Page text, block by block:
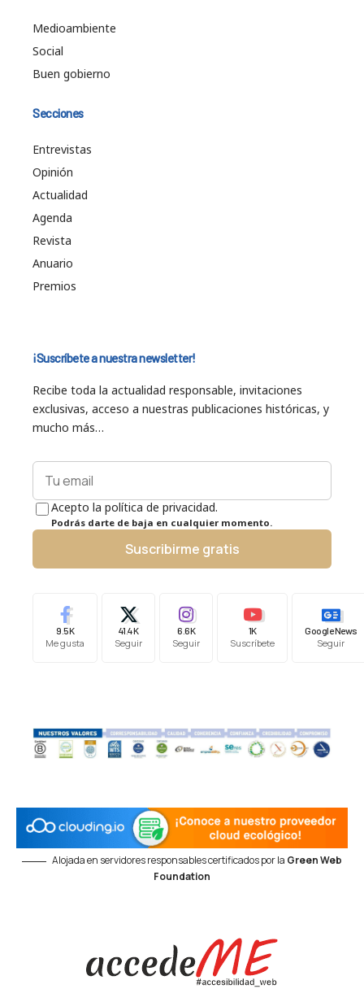
Medioambiente
Social
Buen gobierno
Secciones
Entrevistas
Opinión
Actualidad
Agenda
Revista
Anuario
Premios
¡Suscríbete a nuestra newsletter!
Recibe toda la actualidad responsable, invitaciones
exclusivas, acceso a nuestras publicaciones históricas, y
mucho más…
Acepto la política de privacidad.
Podrás darte de baja en cualquier momento.
Suscribirme gratis
9.5K
Me gusta
41.4K
Seguir
6.6K
Seguir
1K
Suscríbete
Google News
Seguir
Alojada en servidores responsables certificados por la Green Web
Foundation